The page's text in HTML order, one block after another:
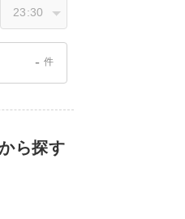
- 件
ら探す